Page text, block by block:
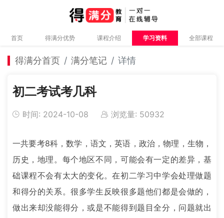
首页 得满分优势 课程介绍 学习资料 全部课程
得满分首页 满分笔记 详情
初二考试考几科
时间: 2024-10-08 浏览量: 50932
一共要考8科，数学，语文，英语，政治，物理，生物，
历史，地理。每个地区不同，可能会有一定的差异，基
础课程不会有太大的变化。在初二学习中学会处理做题
和得分的关系。很多学生反映很多题他们都是会做的，
做出来却没能得分，或是不能得到题目全分，问题就出